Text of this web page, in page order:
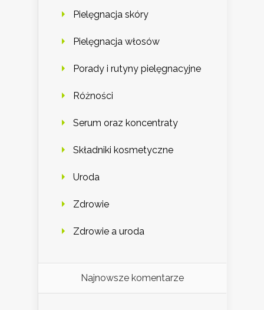
Pielęgnacja skóry
Pielęgnacja włosów
Porady i rutyny pielęgnacyjne
Różności
Serum oraz koncentraty
Składniki kosmetyczne
Uroda
Zdrowie
Zdrowie a uroda
Najnowsze komentarze